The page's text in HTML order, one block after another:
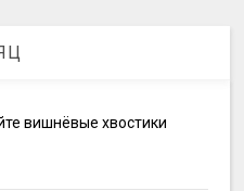
вишнёвые хвостики